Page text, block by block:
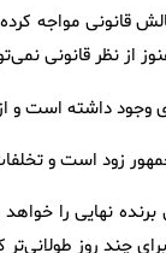
قانونی مواجه
از نظر قانونی
وجود داشته است و
زود است و
برنده نهایی را
چند روز طولانی‌تر